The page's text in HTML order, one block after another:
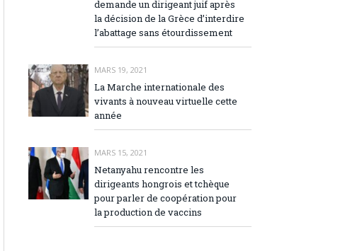
demande un dirigeant juif après
la décision de la Grèce d’interdire
l’abattage sans étourdissement
MARS 19, 2021
La Marche internationale des
vivants à nouveau virtuelle cette
année
MARS 15, 2021
Netanyahu rencontre les
dirigeants hongrois et tchèque
pour parler de coopération pour
la production de vaccins